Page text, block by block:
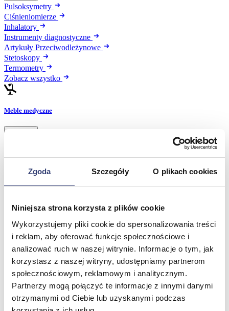
Zgoda Szczegóły O plikach cookies
Niniejsza strona korzysta z plików cookie
Wykorzystujemy pliki cookie do spersonalizowania treści
i reklam, aby oferować funkcje społecznościowe i
analizować ruch w naszej witrynie. Informacje o tym, jak
korzystasz z naszej witryny, udostępniamy partnerom
społecznościowym, reklamowym i analitycznym.
Partnerzy mogą połączyć te informacje z innymi danymi
otrzymanymi od Ciebie lub uzyskanymi podczas
Pulsoksymetry
Ciśnieniomierze
Inhalatory
Instrumenty diagnostyczne
Artykuły Przeciwodleżynowe
Stetoskopy
Termometry
Zobacz wszystko
Meble medyczne
Parawany
Zobacz wszystko
Spa & Wellness
Wróć
Fotele do masażu
Urządzenia
Zdrowie i uroda
Zobacz wszystko